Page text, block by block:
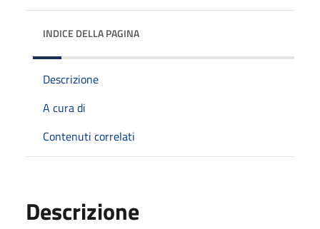
INDICE DELLA PAGINA
Descrizione
A cura di
Contenuti correlati
Descrizione